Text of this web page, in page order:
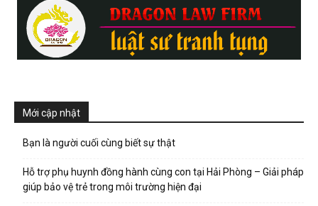
Mới cập nhật
Bạn là người cuối cùng biết sự thật
Hỗ trợ phụ huynh đồng hành cùng con tại Hải Phòng – Giải pháp
giúp bảo vệ trẻ trong môi trường hiện đại